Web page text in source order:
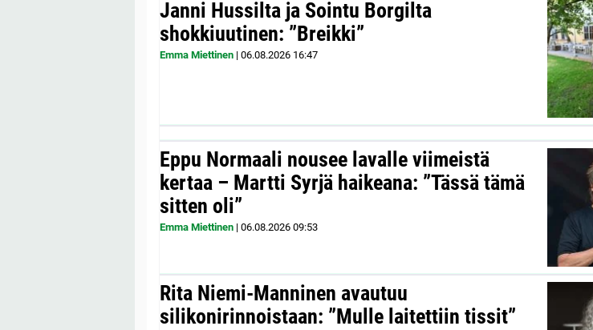
Janni Hussilta ja Sointu Borgilta
shokkiuutinen: ”Breikki”
Emma Miettinen | 06.08.2026 16:47
Eppu Normaali nousee lavalle viimeistä
kertaa – Martti Syrjä haikeana: ”Tässä tämä
sitten oli”
Emma Miettinen | 06.08.2026 09:53
Rita Niemi-Manninen avautuu
silikonirinnoistaan: ”Mulle laitettiin tissit”